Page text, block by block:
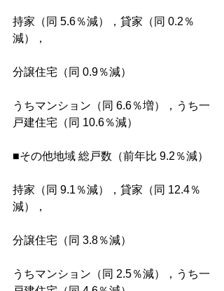
持家（同 5.6％減），貸家（同 0.2％
減），
分譲住宅（同 0.9％減）
うちマンション（同 6.6％増），うち一
戸建住宅（同 10.6％減）
■その他地域 総戸数（前年比 9.2％減）
持家（同 9.1％減），貸家（同 12.4％
減），
分譲住宅（同 3.8％減）
うちマンション（同 2.5％減），うち一